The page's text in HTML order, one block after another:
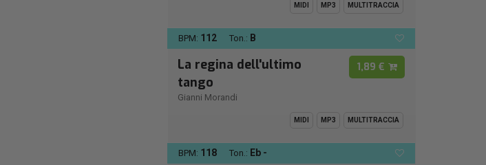
MIDI MP3 MULTITRACCIA
BPM: 112 Ton.: B
La regina dell'ultimo
tango
Gianni Morandi
1,89 €
MIDI MP3 MULTITRACCIA
BPM: 118 Ton.: Eb -